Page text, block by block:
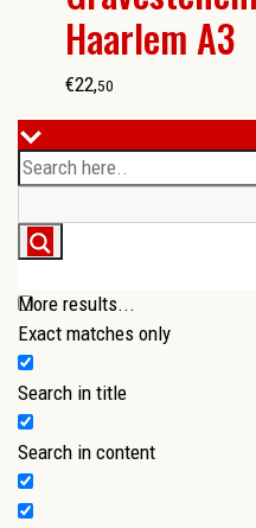
Haarlem A3
€22,50
More results...
Exact matches only
Search in title
Search in content